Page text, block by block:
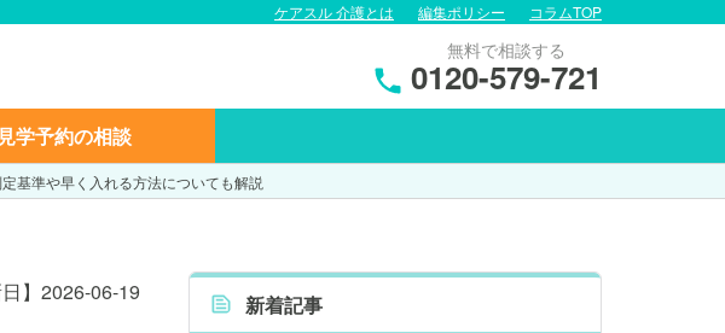
ケアスル 介護とは 編集ポリシー コラムTOP
無料で相談する
0120-579-721
見学予約の相談
基準や早く入れる方法についても解説
日】2026-06-19 新着記事